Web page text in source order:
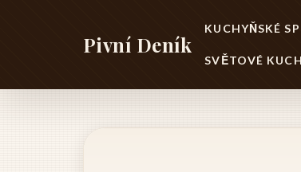
Pivní Deník
KUCHYŇSKÉ
SVĚTOVÉ